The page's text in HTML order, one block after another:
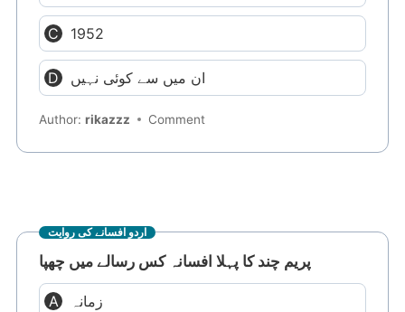
1952
ان میں سے کوئی نہیں
Author:rikazzz Comment
اردو افسانے کی روایت
پریم چند کا پہلا افسانہ کس رسالے میں چھپا
زمانہ